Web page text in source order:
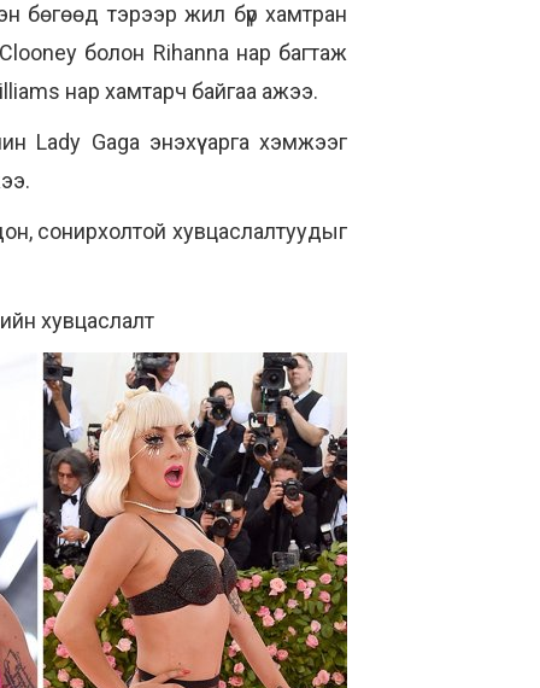
бөгөөд тэрээр жил бүр хамтран
болон Rihanna нар багтаж
нар хамтарч байгаа ажээ.
Lady Gaga энэхүү арга хэмжээг
сонирхолтой хувцаслалтуудыг
хувцаслалт